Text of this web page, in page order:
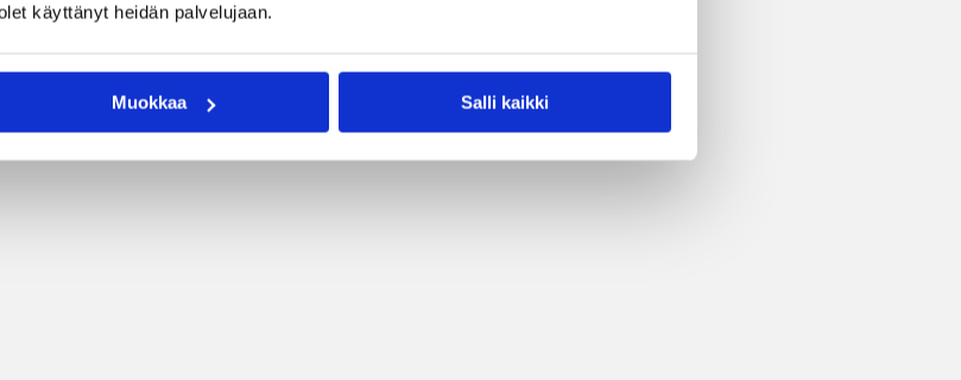
käyttänyt heidän palvelujaan.
Muokkaa Salli kaikki